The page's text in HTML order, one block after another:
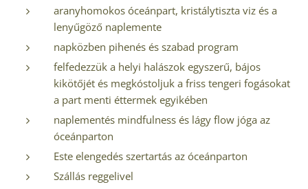
aranyhomokos óceánpart, kristálytiszta viz és a
lenyűgöző naplemente
napközben pihenés és szabad program
felfedezzük a helyi halászok egyszerű, bájos
kikötőjét és megkóstoljuk a friss tengeri fogásokat
a part menti éttermek egyikében
naplementés mindfulness és lágy flow jóga az
óceánparton
Este elengedés szertartás az óceánparton
Szállás reggelivel